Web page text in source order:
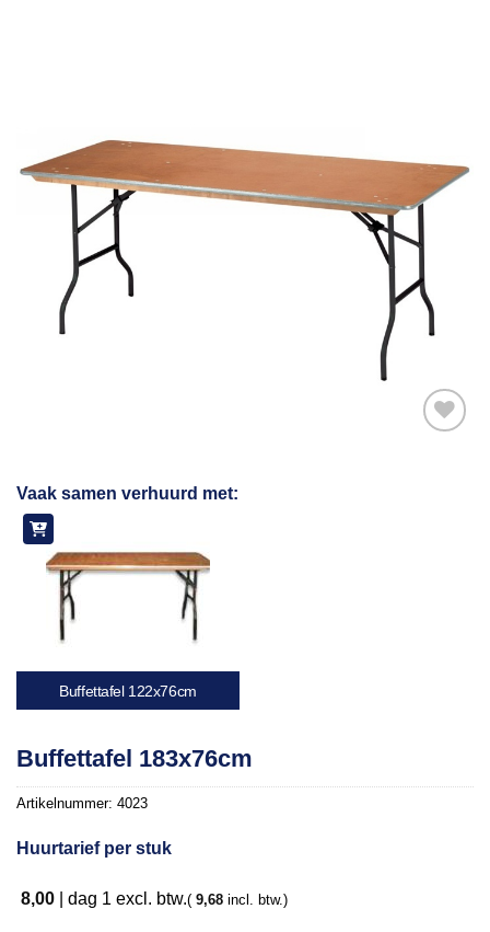
Vaak samen verhuurd met:
Buffettafel 122x76cm
Buffettafel 183x76cm
Artikelnummer: 4023
Huurtarief per stuk
8,00 dag 1 excl. btw.( 9,68 incl. btw.)